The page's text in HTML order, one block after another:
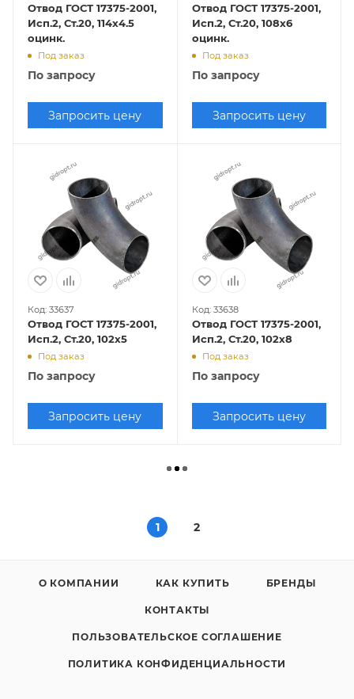
Отвод ГОСТ 17375-2001,
Исп.2, Ст.20, 114х4.5
оцинк.
Под заказ
По запросу
Запросить цену
Отвод ГОСТ 17375-2001,
Исп.2, Ст.20, 108х6
оцинк.
Под заказ
По запросу
Запросить цену
Код: 33637
Отвод ГОСТ 17375-2001,
Исп.2, Ст.20, 102х5
Под заказ
По запросу
Запросить цену
Код: 33638
Отвод ГОСТ 17375-2001,
Исп.2, Ст.20, 102х8
Под заказ
По запросу
Запросить цену
1 2
О КОМПАНИИ КАК КУПИТЬ БРЕНДЫ
КОНТАКТЫ
ПОЛЬЗОВАТЕЛЬСКОЕ СОГЛАШЕНИЕ
ПОЛИТИКА КОНФИДЕНЦИАЛЬНОСТИ